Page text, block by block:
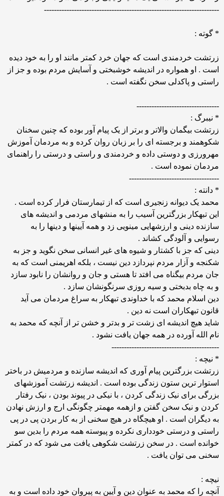
----------------------------------------------------------------------
* گوته :
زرتشت خردمندی است که جهان خرد کمتر مانند او را به خود دیده
است . او همواره در اندیشه خوشبختی و آسایش مردم بوده و جز از
راستی و پاکدلی سخن نگفته است .
---------------------------------
* نیبرگ :
زرتشت بیگمان والاتر و برتر از یک پیام آور بوده که چنین سخنان
شکوهمند و برجسته ای را بر زبان روان کرده و به مردمان آموزش
مهرورزی و دوستی داده و خردمندی و راستی و درستی را راهنمای
مردمان نموده است .
------------------------------------
* دانته :
محمد یک دیوانه زنجیری است که از تیمارستان فرار کرده است .
این تبهکار بزرگترین آسیب را به منشهای مردمی و اندیشه های
سازنده دینی و ارزشهایی مینویی زد و همه آیینها و دینها را به
رسوایی و آلودگی کشاند .
دینی که جز با کشتار و شیوه های غیر انسانی سخن نگوید و جز به
شکنجه و آزار مردم نپردازد دین نیست ، بلکه اهریمنی است که به
جان مردم بیگناه می افتد تا هستی و جان و روانشان را نابود سازد
و به چاه بدبختی و سیه روزی سرنگونشان سازد .
دین اسلام محمد که با خداوندی تبهکار به سراغ مردمان می آید
قانون تبهکاران است نه دین .
شاید هیچ اندیشه ای زشت تر و بدتر و خشن تر از آنچه که محمد به
نام الله آورده در همه جهان یافت نشود .
-------------------------------------------
* نیچه :
زرتشت بزرگترین پیام آوری که اندیشه سازنده و مردمیش در باختر
استوار ترین ستون زندگی بوده است . اندیشه زرتشت آموزشهای
بزرگی برای نیک زندگی کردن ، با نیکی در پیوند بودن ، نیک رفتار
کردن و نیک سخن گفتن و ازهمه مهمتر چگونگی ارج و ارزش نهادن
به دیگران است . او هیچگاه در هیچ سخنی از به کار بردن پی در پی
راستی و درستی خودداری نکرده و پیوسته همه مردم را بدین سو
خوانده است . در سخن زرتشت شکوهی یافت می شود که در کمتر
سخنی می توان یافت .
نیچه :
آنچه را که محمد به عنوان دین و آیین به پیروان خود داده است و به